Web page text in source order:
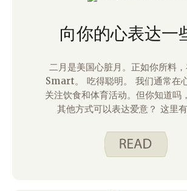
向你的心表达一
二月是美国心脏月。正如你所料
Smart。 吃得聪明。 我们通常在心脏月期间
关注饮食和体育活动。但你知道吗
其他方式可以表达